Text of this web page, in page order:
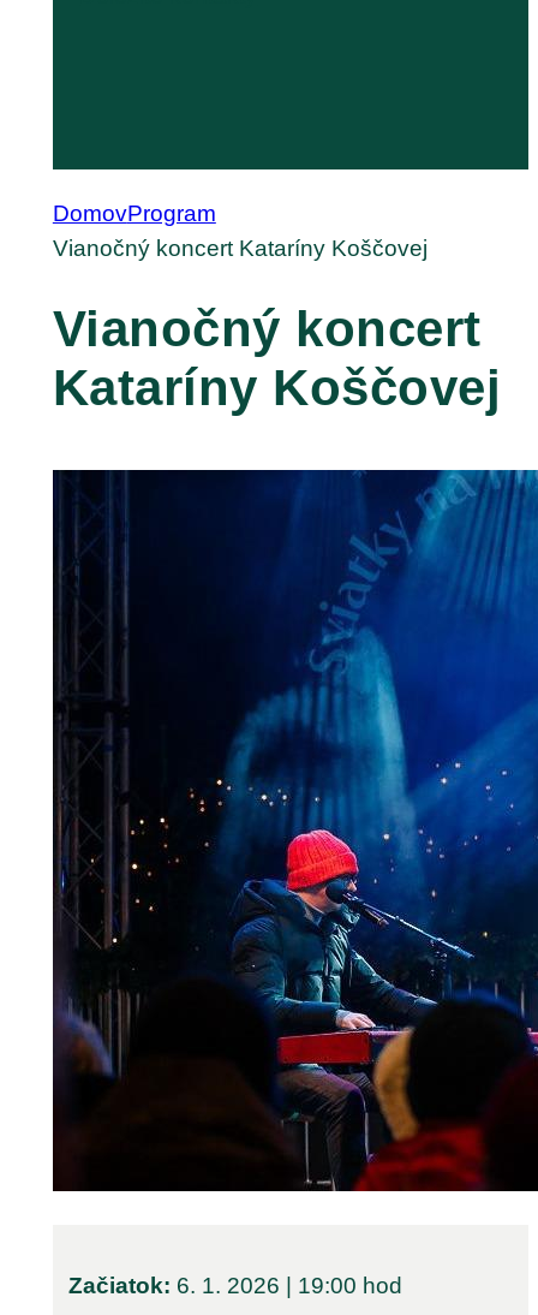
DomovProgram
Vianočný koncert Kataríny Koščovej
Vianočný koncert
Kataríny Koščovej
Začiatok: 6. 1. 2026 | 19:00 hod